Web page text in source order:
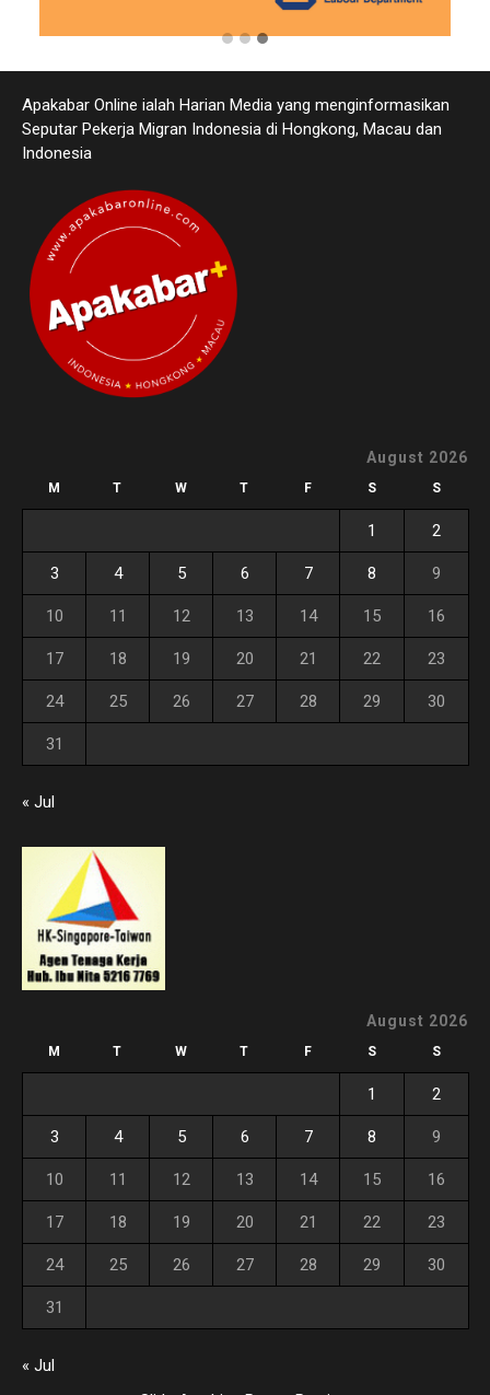
Apakabar Online ialah Harian Media yang menginformasikan
Seputar Pekerja Migran Indonesia di Hongkong, Macau dan
Indonesia
August 2026
M T W T F S S
1 2
3 4 5 6 7 8 9
10 11 12 13 14 15 16
17 18 19 20 21 22 23
24 25 26 27 28 29 30
31
« Jul
August 2026
M T W T F S S
1 2
3 4 5 6 7 8 9
10 11 12 13 14 15 16
17 18 19 20 21 22 23
24 25 26 27 28 29 30
31
« Jul